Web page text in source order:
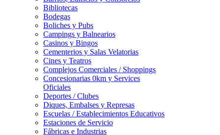
Bibliotecas
Bodegas
Boliches y Pubs
Campings y Balnearios
Casinos y Bingos
Cementerios y Salas Velatorias
Cines y Teatros
Complejos Comerciales / Shoppings
Concesionarias 0km y Services
Oficiales
Deportes / Clubes
Diques, Embalses y Represas
Escuelas / Establecimientos Educativos
Estaciones de Servicio
Fábricas e Industrias